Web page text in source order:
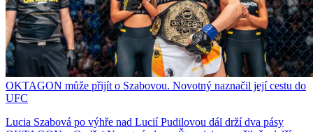
OKTAGON může přijít o Szabovou. Novotný naznačil její cestu do
UFC
Lucia Szabová po výhře nad Lucií Pudilovou dál drží dva pásy